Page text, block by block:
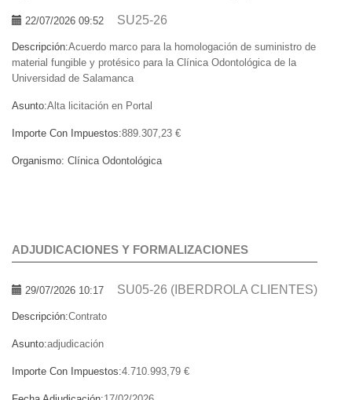
22/07/2026 09:52 SU25-26
Descripción:Acuerdo marco para la homologación de suministro de
material fungible y protésico para la Clínica Odontológica de la
Universidad de Salamanca
Asunto:Alta licitación en Portal
Importe Con Impuestos:889.307,23 €
Organismo: Clínica Odontológica
ADJUDICACIONES Y FORMALIZACIONES
29/07/2026 10:17 SU05-26 (IBERDROLA CLIENTES)
Descripción:Contrato
Asunto:adjudicación
Importe Con Impuestos:4.710.993,79 €